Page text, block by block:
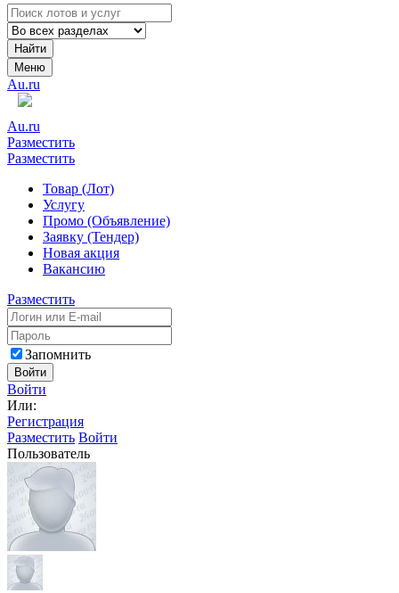
Найти
Меню
Au.ru
Au.ru
Разместить
Разместить
Товар (Лот)
Услугу
Промо (Объявление)
Заявку (Тендер)
Новая акция
Вакансию
Разместить
Запомнить
Войти
Войти
Или:
Регистрация
Разместить Войти
Пользователь